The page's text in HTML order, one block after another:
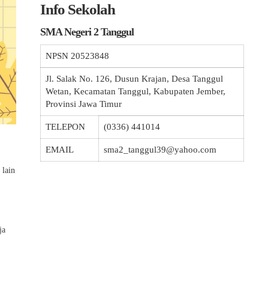
lain
Info Sekolah
SMA Negeri 2 Tanggul
NPSN 20523848
Jl. Salak No. 126, Dusun Krajan, Desa Tanggul
Wetan, Kecamatan Tanggul, Kabupaten Jember,
Provinsi Jawa Timur
TELEPON (0336) 441014
EMAIL sma2_tanggul39@yahoo.com